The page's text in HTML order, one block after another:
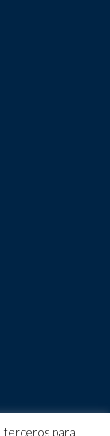
terceros para